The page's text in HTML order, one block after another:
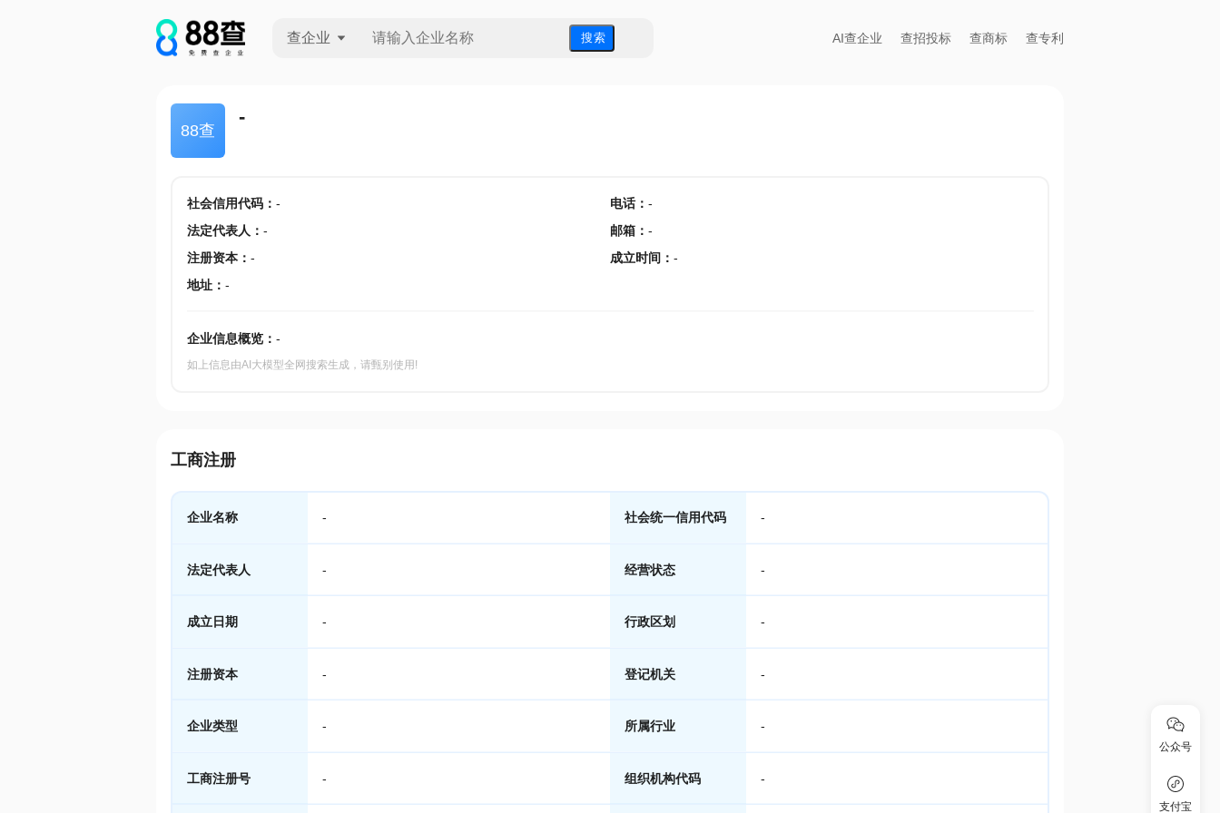
查企业 搜 索 AI查企业 查招投标 查商标 查专利
88查
-
社会信用代码： - 电话： -
法定代表人 ： - 邮箱 ： -
注册资本： - 成立时间 ： -
地址： -
企业信息概览： -
如上信息由AI大模型全网搜索生成，请甄别使用!
工商注册
企业名称 - 社会统一信用代码 -
法定代表人 - 经营状态 -
成立日期 - 行政区划 -
注册资本 - 登记机关 -
企业类型 - 所属行业 -
工商注册号 - 组织机构代码 -
公众号
支付宝